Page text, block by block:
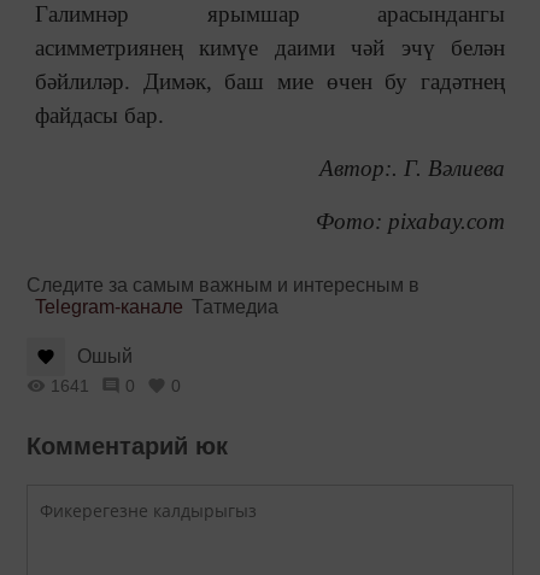
Галимнәр ярымшар арасындангы
асимметриянең кимүе даими чәй эчү белән
бәйлиләр. Димәк, баш мие өчен бу гадәтнең
файдасы бар.
Автор:. Г. Вәлиева
Фото: pixabay.com
Следите за самым важным и интересным в
Telegram-канале Татмедиа
Ошый
1641 0 0
Комментарий юк